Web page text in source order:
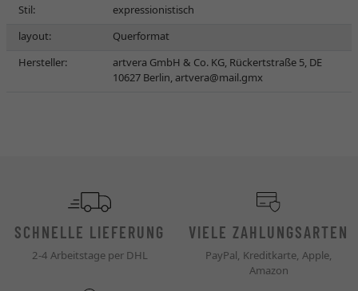
Stil:
expressionistisch
layout:
Querformat
Hersteller:
artvera GmbH & Co. KG, Rückertstraße 5, DE
10627 Berlin,artvera@mail.gmx
SCHNELLE LIEFERUNG
2-4 Arbeitstage per DHL
VIELE ZAHLUNGSARTEN
PayPal, Kreditkarte, Apple,
Amazon